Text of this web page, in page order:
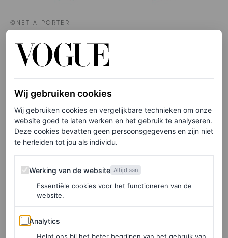
©NET-A-PORTER
Cropped sweater, € 120
HIER TE KOOP
Limoen
Prada is altijd een merk om in de gaten te houden als je
wil weten wat de trends zijn die de komende zes
maanden zullen doorbreken – ook vanwege de manier
waarop het elke kleur interessant weet te maken (zelfs de
catwalk had dit seizoen een glanzende clementine-oranje
Wij gebruiken cookies
Wij gebruiken cookies en vergelijkbare technieken om onze
website goed te laten werken en het gebruik te analyseren.
Deze cookies bevatten geen persoonsgegevens en zijn niet
te herleiden tot jou als individu.
Werking van de website
Werking van de website Altijd aan
Essentiële cookies voor het functioneren van de
website.
Analytics
Analytics